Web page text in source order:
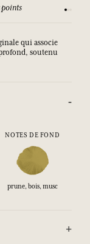
points
qui associe
soutenu
NOTES DE FOND
prune, bois, musc